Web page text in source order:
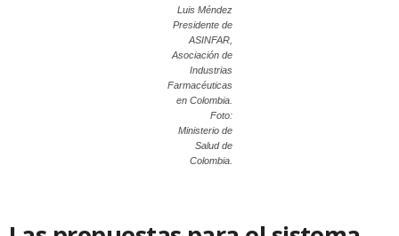
Luis Méndez
Presidente de
ASINFAR,
Asociación de
Industrias
Farmacéuticas
en Colombia.
Foto:
Ministerio de
Salud de
Colombia.